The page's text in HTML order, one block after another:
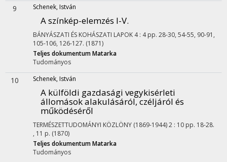
9 Schenek, István
A színkép-elemzés I-V.
BÁNYÁSZATI ÉS KOHÁSZATI LAPOK 4: 4 pp. 28-30, 54-55, 90-91,
105-106, 126-127. (1871)
Teljes dokumentumMatarka
Tudományos
10 Schenek, István
A külföldi gazdasági vegykisérleti
állomások alakulásáról, czéljáról és
működéséről
TERMÉSZETTUDOMÁNYI KÖZLÖNY (1869-1944)2 : 10 pp. 18-28.
, 11 p. (1870)
Teljes dokumentumMatarka
Tudományos